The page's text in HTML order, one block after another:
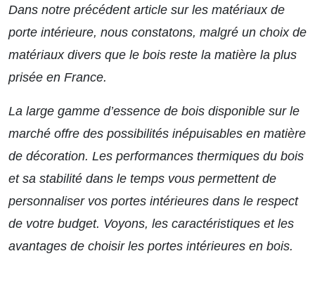
Dans notre précédent article sur les matériaux de
porte intérieure, nous constatons, malgré un choix de
matériaux divers que le bois reste la matière la plus
prisée en France.
La large gamme d’essence de bois disponible sur le
marché offre des possibilités inépuisables en matière
de décoration. Les performances thermiques du bois
et sa stabilité dans le temps vous permettent de
personnaliser vos portes intérieures dans le respect
de votre budget. Voyons, les caractéristiques et les
avantages de choisir les portes intérieures en bois.